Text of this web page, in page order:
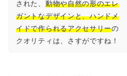
された、 動物や自然の形のエレ
ガントなデザインと、ハンドメ
イドで作られるアクセサリーの
クオリティは、さすがですね！